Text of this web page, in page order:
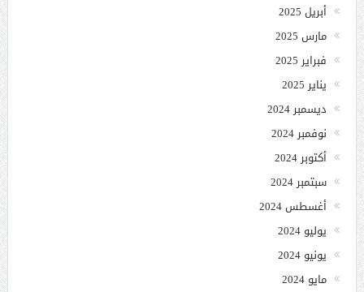
أبريل 2025
مارس 2025
فبراير 2025
يناير 2025
ديسمبر 2024
نوفمبر 2024
أكتوبر 2024
سبتمبر 2024
أغسطس 2024
يوليو 2024
يونيو 2024
مايو 2024